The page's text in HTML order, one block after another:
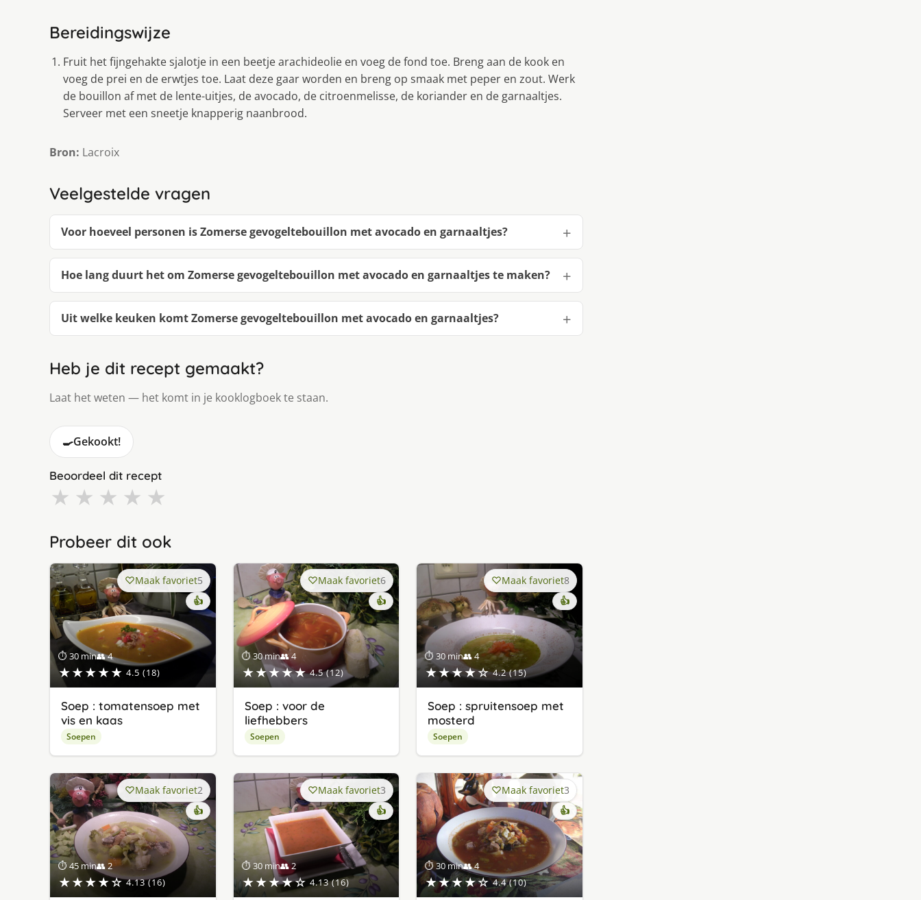
Bereidingswijze
Fruit het fijngehakte sjalotje in een beetje arachideolie en voeg de fond toe. Breng aan de kook en
voeg de prei en de erwtjes toe. Laat deze gaar worden en breng op smaak met peper en zout. Werk
de bouillon af met de lente-uitjes, de avocado, de citroenmelisse, de koriander en de garnaaltjes.
Serveer met een sneetje knapperig naanbrood.
Bron: Lacroix
Veelgestelde vragen
Voor hoeveel personen is Zomerse gevogeltebouillon met avocado en garnaaltjes?
Hoe lang duurt het om Zomerse gevogeltebouillon met avocado en garnaaltjes te maken?
Uit welke keuken komt Zomerse gevogeltebouillon met avocado en garnaaltjes?
Heb je dit recept gemaakt?
Laat het weten — het komt in je kooklogboek te staan.
🍳Gekookt!
Beoordeel dit recept
★ ★ ★ ★ ★
Probeer dit ook
⏱ 30 min👥 4
★★★★★ 4.5 (18)
Maak favoriet5
👍
Soep : tomatensoep met
vis en kaas
Soepen
⏱ 30 min👥 4
★★★★★ 4.5 (12)
Maak favoriet6
👍
Soep : voor de
liefhebbers
Soepen
⏱ 30 min👥 4
★★★★☆ 4.2 (15)
Maak favoriet8
👍
Soep : spruitensoep met
mosterd
Soepen
⏱ 45 min👥 2
★★★★☆ 4.13 (16)
Maak favoriet2
👍
⏱ 30 min👥 2
★★★★☆ 4.13 (16)
Maak favoriet3
👍
⏱ 30 min👥 4
★★★★☆ 4.4 (10)
Maak favoriet3
👍